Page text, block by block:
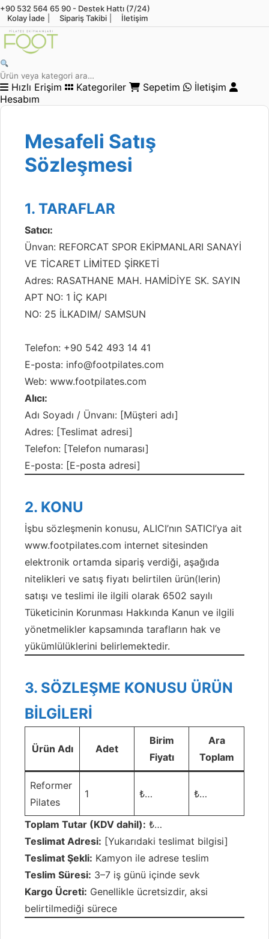
+90 532 564 65 90 - Destek Hattı (7/24)
Kolay İade
Sipariş Takibi İletişim
Hızlı Erişim Kategoriler Sepetim
İletişim
Hesabım
Mesafeli Satış
Sözleşmesi
1. TARAFLAR
Satıcı:
Ünvan: REFORCAT SPOR EKİPMANLARI SANAYİ
VE TİCARET LİMİTED ŞİRKETİ
Adres: RASATHANE MAH. HAMİDİYE SK. SAYIN
APT NO: 1 İÇ KAPI
NO: 25 İLKADIM/ SAMSUN
Telefon: +90 542 493 14 41
E-posta: info@footpilates.com
Web: www.footpilates.com
Alıcı:
Adı Soyadı / Ünvanı: [Müşteri adı]
Adres: [Teslimat adresi]
Telefon: [Telefon numarası]
E-posta: [E-posta adresi]
2. KONU
İşbu sözleşmenin konusu, ALICI’nın SATICI’ya ait
www.footpilates.com internet sitesinden
elektronik ortamda sipariş verdiği, aşağıda
nitelikleri ve satış fiyatı belirtilen ürün(lerin)
satışı ve teslimi ile ilgili olarak 6502 sayılı
Tüketicinin Korunması Hakkında Kanun ve ilgili
yönetmelikler kapsamında tarafların hak ve
yükümlülüklerini belirlemektedir.
3. SÖZLEŞME KONUSU ÜRÜN
BİLGİLERİ
Ürün Adı Adet
Birim
Fiyatı
Ara
Toplam
Reformer
Pilates
1 ₺… ₺…
Toplam Tutar (KDV dahil): ₺…
Teslimat Adresi: [Yukarıdaki teslimat bilgisi]
Teslimat Şekli: Kamyon ile adrese teslim
Teslim Süresi: 3–7 iş günü içinde sevk
Kargo Ücreti: Genellikle ücretsizdir, aksi
belirtilmediği sürece